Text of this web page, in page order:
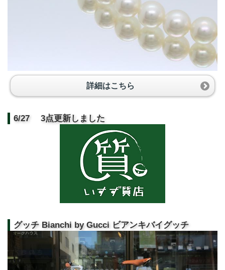
詳細はこちら
6/27 3点更新しました
グッチ Bianchi by Gucci ビアンキバイグッチ